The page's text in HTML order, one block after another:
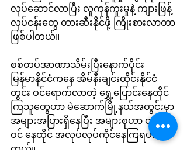
လုပ်ဆောင်လာပြီး လူကုန်ကူးမှုနဲ့ ကျားဖြန့်
လုပ်ငန်းတွေ တားဆီးနိုင်ဖို့ ကြိုးစားလာတာ
ဖြစ်ပါတယ်။
စစ်တပ်အာဏာသိမ်းပြီးနောက်ပိုင်း
မြန်မာနိုင်ငံကနေ အိမ်နီးချင်းထိုင်းနိုင်ငံ
တွင်း ဝင်ရောက်လာတဲ့ ရွှေ့ပြောင်းနေထိုင်
ကြသူတွေဟာ မဲဆောက်မြို့နယ်အတွင်းမှာ
အများအပြားရှိနေပြီး အများစုဟာ တရားမ
ဝင် နေထိုင် အလုပ်လုပ်ကိုင်နေကြရပါ
တယ်။